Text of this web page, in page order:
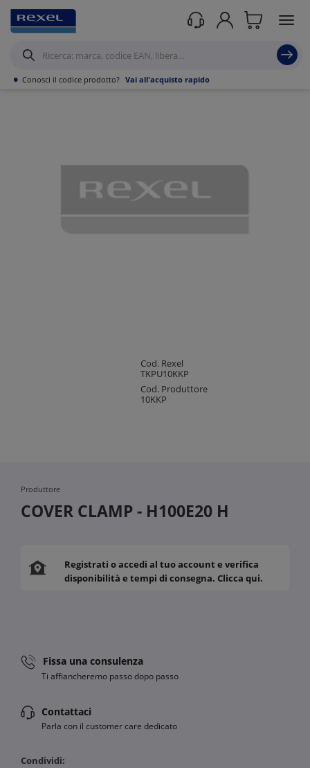
• Conosci il codice prodotto? Vai all'acquisto rapido
Prodotti /Canalizzazioni Canaline Passacavi Industriali in Metallo/Canale
forato in Lamiera
Cod. Rexel
TKPU10KKP
Cod. Produttore
10KKP
Produttore
COVER CLAMP - H100E20 H
Registrati o accedi al tuo account e verifica
disponibilità e tempi di consegna. Clicca qui.
Fissa una consulenza
Ti affiancheremo passo dopo passo
Contattaci
Parla con il customer care dedicato
Condividi: